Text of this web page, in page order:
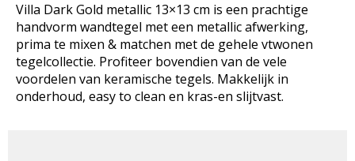
Villa Dark Gold metallic 13×13 cm is een prachtige
handvorm wandtegel met een metallic afwerking,
prima te mixen & matchen met de gehele vtwonen
tegelcollectie. Profiteer bovendien van de vele
voordelen van keramische tegels. Makkelijk in
onderhoud, easy to clean en kras-en slijtvast.